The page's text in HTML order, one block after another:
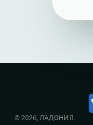
© 2026, ЛАДОНИ'Я.